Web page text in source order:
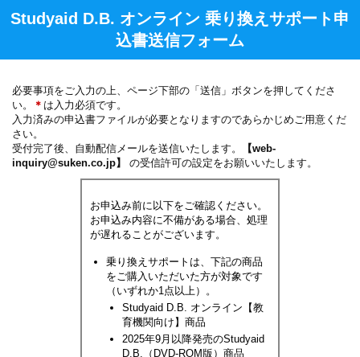
Studyaid D.B. オンライン 乗り換えサポート申
込書送信フォーム
必要事項をご入力の上、ページ下部の「送信」ボタンを押してくださ
い。
＊ は入力必須です。
入力済みの申込書ファイルが必要となりますのであらかじめご用意くだ
さい。
受付完了後、自動配信メールを送信いたします。
【web-
inquiry@suken.co.jp】
の受信許可の設定をお願いいたします。
お申込み前に以下をご確認ください。
お申込み内容に不備がある場合、処理
が遅れることがございます。
乗り換えサポートは、下記の商品
をご購入いただいた方が対象です
（いずれか1点以上）。
Studyaid D.B. オンライン【教
育機関向け】商品
2025年9月以降発売のStudyaid
D.B.（DVD-ROM版）商品